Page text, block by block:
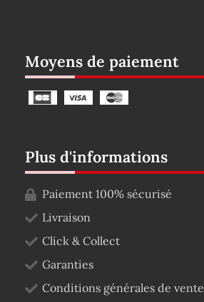
Moyens de paiement
Plus d'informations
Paiement 100% sécurisé
Livraison
Click & Collect
Garanties
Conditions générales de vente